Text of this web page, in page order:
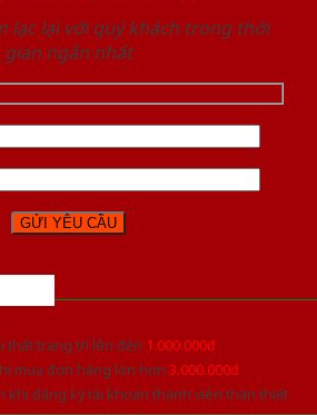
lạc lại với quý khách trong thời
gian ngắn nhất
thất trang trí lên đến 1.000.000đ
mua đơn hàng lớn hơn 3.000.000đ
khi đăng ký tài khoản thành viên thân thiết